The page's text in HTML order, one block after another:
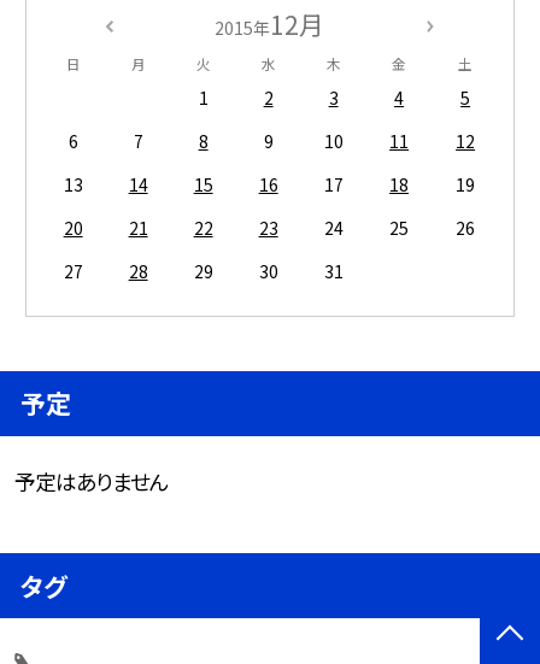
2015年12月
日 月 火 水 木 金 土
1 2 3 4
5
6
7 8 9 10 11
12
13
14 15 16 17 18
19
20
21 22 23 24 25
26
27
28 29 30 31
予定
予定はありません
タグ